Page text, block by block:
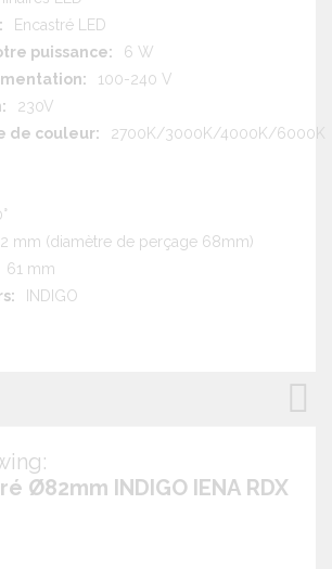
Encastré LED
6 W
100-240 V
230V
2700K/3000K/4000K/6000K
mm (diamètre de perçage 68mm)
61 mm
INDIGO
Ø82mm INDIGO IENA RDX